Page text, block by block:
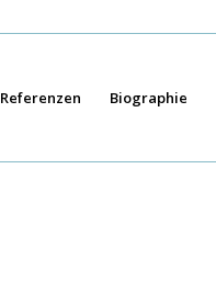
Referenzen Biographie